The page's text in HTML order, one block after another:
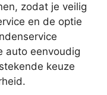
zodat je veilig
en de optie
auto eenvoudig
keuze